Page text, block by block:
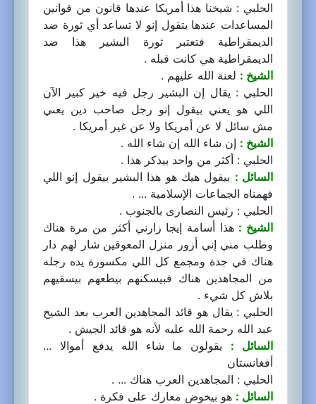
الحلبي : شيخنا هذا أمريكا عندها قانون من قوانين
المساعدات عندها بتقول إنو لا تساعد أي ثورة ضد
الديمقراطية فتعتبر ثورة البشير هذا ضد
الديمقراطية هي كانت قبله .
الشيخ : لعنة الله عليهم .
الحلبي : يقال إن البشير رجل فيه خير كبير الآن
اللي هو يعني بيقول إنو رجل صاحب دين يعني
مش سائل لا عن أمريكا ولا عن غير أمريكا .
الشيخ : إن شاء الله إن شاء الله .
الحلبي : أكثر من واحد بيذكر هذا .
السائل : بيقول هيك هو هذا البشير بيقول إنو اللي
فهمناه الجماعات الإسلامية ... .
الحلبي : رئيس النصارى بالجنوب .
الشيخ : هذا أسامة إيجا زارني أكثر من مرة هناك
وطلب مني إني أزور منزل المعوقين شار لهم دار
هناك في جدة ومجمع كل اللي مكسورة يده رجله
من المجاهدين هناك فبيسكنهم بيطعهم بيسقيهم
بلاش كل شيء .
الحلبي : يقال هو قائد المجاهدين العرب بعد الشيخ
عبد الله رحمة الله عليه لأنه هو قائد الجيش .
السائل : يقولون ما شاء الله يدفع أموالا ...
أفغانستان
الحلبي : المجاهدين العرب هناك ... .
السائل : هو بيخوض معارك على فكرة .